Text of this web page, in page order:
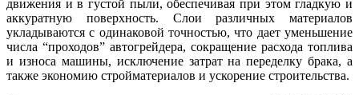
движения и в густой пыли, обеспечивая при этом гладкую и
аккуратную поверхность. Слои различных материалов
укладываются с одинаковой точностью, что дает уменьшение
числа “проходов” автогрейдера, сокращение расхода топлива
и износа машины, исключение затрат на переделку брака, а
также экономию стройматериалов и ускорение строительства.